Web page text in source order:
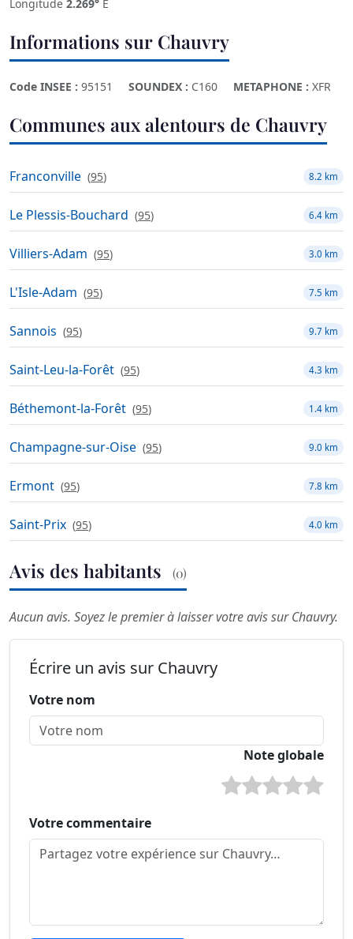
Longitude 2.269° E
Informations sur Chauvry
Code INSEE : 95151 SOUNDEX : C160 METAPHONE : XFR
Communes aux alentours de Chauvry
Franconville (95) 8.2 km
Le Plessis-Bouchard (95) 6.4 km
Villiers-Adam (95) 3.0 km
L'Isle-Adam (95) 7.5 km
Sannois (95) 9.7 km
Saint-Leu-la-Forêt (95) 4.3 km
Béthemont-la-Forêt (95) 1.4 km
Champagne-sur-Oise (95) 9.0 km
Ermont (95) 7.8 km
Saint-Prix (95) 4.0 km
Avis des habitants (0)
Aucun avis. Soyez le premier à laisser votre avis sur Chauvry.
Écrire un avis sur Chauvry
Votre nom
Note globale
Votre commentaire